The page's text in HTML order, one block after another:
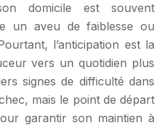
domicile est souvent
un aveu de faiblesse ou
l’anticipation est la
vers un quotidien plus
signes de difficulté dans
mais le point de départ
garantir son maintien à